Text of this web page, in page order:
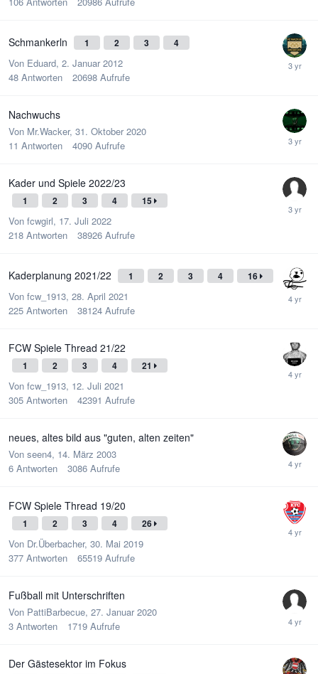
Schmankerln 1 2 3 4
Von Eduard, 2. Januar 2012
48 Antworten 20698 Aufrufe
Nachwuchs
Von Mr.Wacker, 31. Oktober 2020
11 Antworten 4090 Aufrufe
Kader und Spiele 2022/23
1 2 3 4 15
Von fcwgirl, 17. Juli 2022
218 Antworten 38926 Aufrufe
Kaderplanung 2021/22 1 2 3 4 16
Von fcw_1913, 28. April 2021
225 Antworten 38124 Aufrufe
FCW Spiele Thread 21/22
1 2 3 4 21
Von fcw_1913, 12. Juli 2021
305 Antworten 42391 Aufrufe
neues, altes bild aus "guten, alten zeiten"
Von seen4, 14. März 2003
6 Antworten 3086 Aufrufe
FCW Spiele Thread 19/20
1 2 3 4 26
Von Dr.Überbacher, 30. Mai 2019
377 Antworten 65519 Aufrufe
Fußball mit Unterschriften
Von PattiBarbecue, 27. Januar 2020
3 Antworten 1719 Aufrufe
Der Gästesektor im Fokus